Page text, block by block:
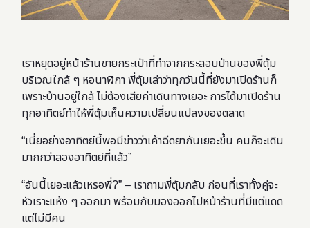
เราหยุดอยู่หน้าร้านขายกระเป๋าที่ทำจากกระสอบป่านของพี่ตุ้ม
บริเวณใกล้ ๆ หอนาฬิกา พี่ตุ้มเล่าว่าทุกวันนี้ที่ยังมาเปิดร้านก็
เพราะบ้านอยู่ใกล้ ไม่ต้องเสียค่าเดินทางเยอะ การได้มาเปิดร้าน
ทุกอาทิตย์ทำให้พี่ตุ้มเห็นความเปลี่ยนแปลงของตลาด
“เนี่ยอย่างอาทิตย์นี้พอมีข่าวว่าเค้าฉีดยากันเยอะขึ้น คนก็จะเดิน
มากกว่าสองอาทิตย์ที่แล้ว”
“อันนี้เยอะแล้วเหรอพี่?” – เราถามพี่ตุ้มกลับ ก่อนที่เราทั้งคู่จะ
หัวเราะแห้ง ๆ ออกมา พร้อมกับมองออกไปหน้าร้านที่มีแต่แดด
แต่ไม่มีคน